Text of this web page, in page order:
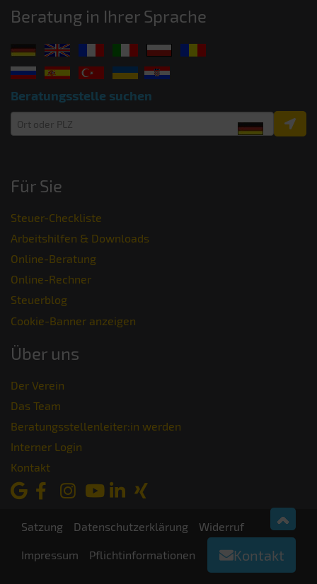
Kontakt
Beratung in Ihrer Sprache
Beratungsstelle suchen
Für Sie
Steuer-Checkliste
Arbeitshilfen & Downloads
Online-Beratung
Online-Rechner
Steuerblog
Cookie-Banner anzeigen
Über uns
Der Verein
Das Team
Beratungsstellenleiter:in werden
Interner Login
Kontakt
Satzung Datenschutzerklärung Widerruf
Impressum Pflichtinformationen